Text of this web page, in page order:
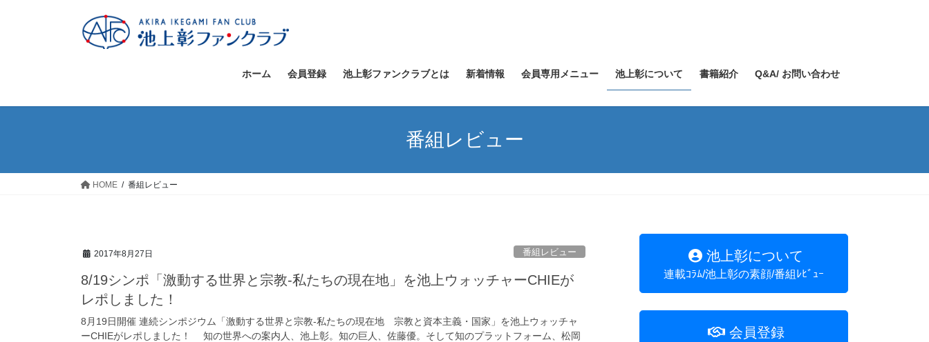
ス
ン
ホーム 会員登録 池上彰ファンクラブとは 新着情報 会員専用メニュー 池上彰について 書籍紹介 Q&A/ お問い合わせ
番組レビュー
HOME 番組レビュー
2017年8月27日 番組レビュー
8/19シンポ「激動する世界と宗教‐私たちの現在地」を池上ウォッチャーCHIEが
レポしました！
8月19日開催 連続シンポジウム「激動する世界と宗教‐私たちの現在地 宗教と資本主義・国家」を池上ウォッチャ
ーCHIEがレポしました！ 知の世界への案内人、池上彰。知の巨人、佐藤優。そして知のプラットフォーム、松岡
池上彰について
連載ｺﾗﾑ/池上彰の素顔/番組ﾚﾋﾞｭｰ
会員登録